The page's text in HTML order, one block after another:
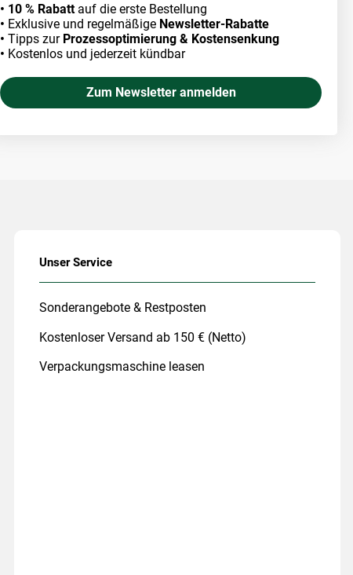
Unser Service
Sonderangebote & Restposten
Kostenloser Versand ab 150 € (Netto)
Verpackungsmaschine leasen
• 10 % Rabatt auf die erste Bestellung
• Exklusive und regelmäßige Newsletter-Rabatte
• Tipps zur Prozessoptimierung & Kostensenkung
• Kostenlos und jederzeit kündbar
Zum Newsletter anmelden